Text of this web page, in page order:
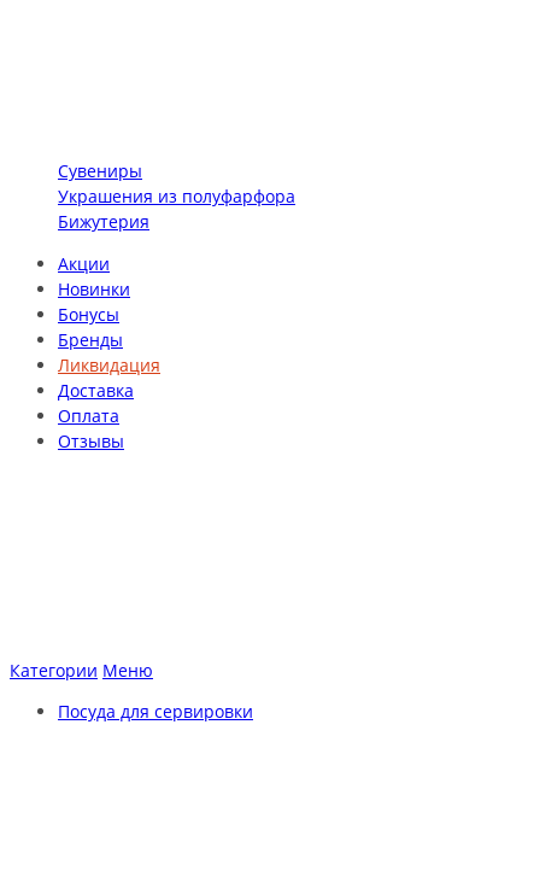
Сувениры
Украшения из полуфарфора
Бижутерия
Акции
Новинки
Бонусы
Бренды
Ликвидация
Доставка
Оплата
Отзывы
Категории Меню
Посуда для сервировки